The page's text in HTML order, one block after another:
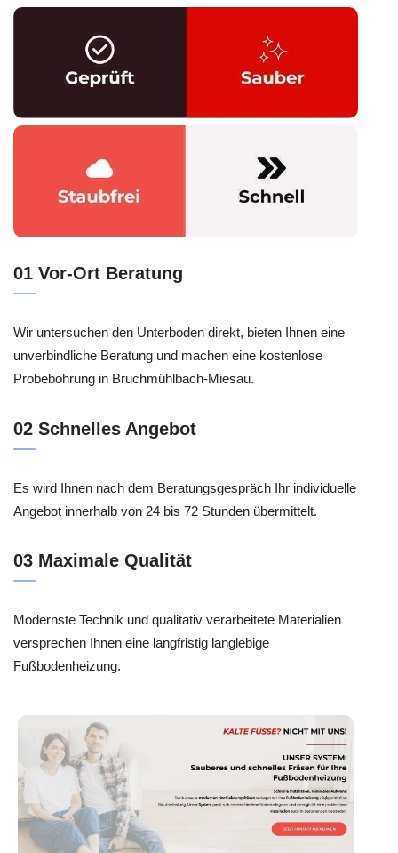
01 Vor-Ort Beratung
Wir untersuchen den Unterboden direkt, bieten Ihnen eine
unverbindliche Beratung und machen eine kostenlose
Probebohrung in Bruchmühlbach-Miesau.
02 Schnelles Angebot
Es wird Ihnen nach dem Beratungsgespräch Ihr individuelle
Angebot innerhalb von 24 bis 72 Stunden übermittelt.
03 Maximale Qualität
Modernste Technik und qualitativ verarbeitete Materialien
versprechen Ihnen eine langfristig langlebige
Fußbodenheizung.